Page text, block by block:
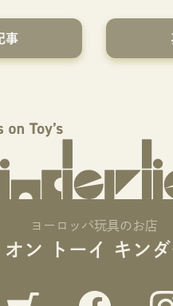
事
ヨーロッパ玩具のお店
ン トーイ キン